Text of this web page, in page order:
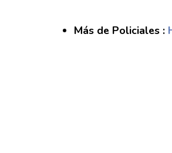
Más de Policiales :